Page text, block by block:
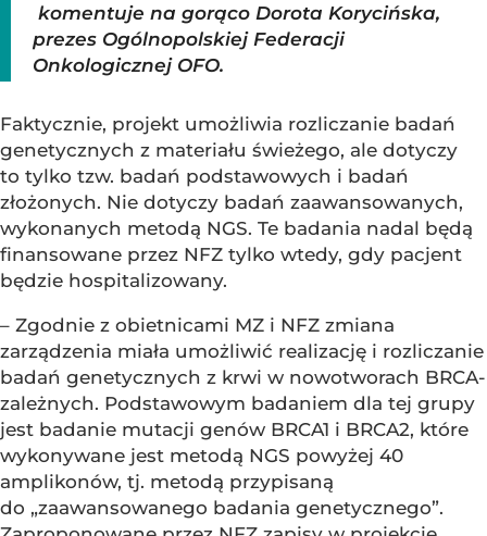
komentuje na gorąco Dorota Korycińska,
prezes Ogólnopolskiej Federacji
Onkologicznej OFO.
Faktycznie, projekt umożliwia rozliczanie badań
genetycznych z materiału świeżego, ale dotyczy
to tylko tzw. badań podstawowych i badań
złożonych. Nie dotyczy badań zaawansowanych,
wykonanych metodą NGS. Te badania nadal będą
finansowane przez NFZ tylko wtedy, gdy pacjent
będzie hospitalizowany.
– Zgodnie z obietnicami MZ i NFZ zmiana
zarządzenia miała umożliwić realizację i rozliczanie
badań genetycznych z krwi w nowotworach BRCA-
zależnych. Podstawowym badaniem dla tej grupy
jest badanie mutacji genów BRCA1 i BRCA2, które
wykonywane jest metodą NGS powyżej 40
amplikonów, tj. metodą przypisaną
do „zaawansowanego badania genetycznego”.